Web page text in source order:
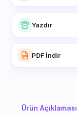
Yazdır
PDF İndir
Ürün Açıklaması